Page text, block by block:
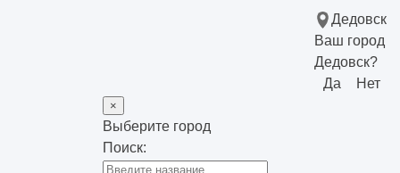
Дедовск
Ваш город
Дедовск?
Да
Нет
×
Выберите город
Поиск: